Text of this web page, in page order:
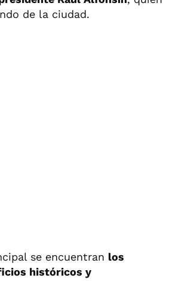
de la ciudad.
se encuentran los
históricos y